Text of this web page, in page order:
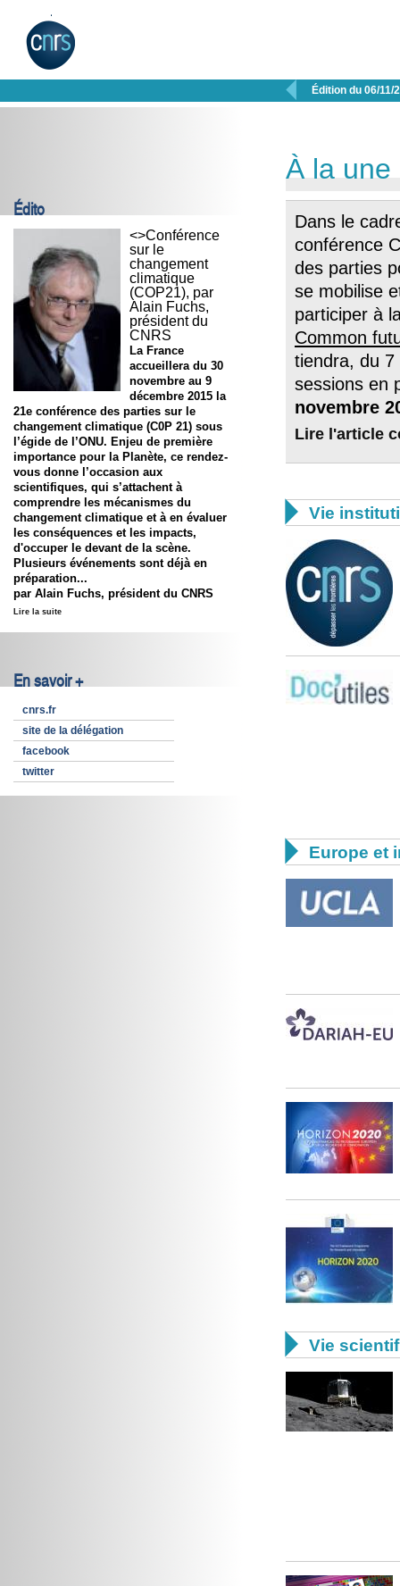
 Édition du 06/11/
Édito
<>Conférence
sur le
changement
climatique
(COP21), par
Alain Fuchs,
président du
CNRS
La France
accueillera du 30
novembre au 9
décembre 2015 la
21e conférence des parties sur le
changement climatique (C0P 21) sous
l’égide de l’ONU. Enjeu de première
importance pour la Planète, ce rendez-
vous donne l’occasion aux
scientifiques, qui s’attachent à
comprendre les mécanismes du
changement climatique et à en évaluer
les conséquences et les impacts,
d'occuper le devant de la scène.
Plusieurs événements sont déjà en
préparation...
par Alain Fuchs, président du CNRS
Lire la suite
En savoir +
cnrs.fr
site de la délégation
facebook
twitter
À la une
Dans le
conférence
des parties
se mobilise
participer à
Common
tiendra, du 7
sessions en
novembre
Lire l'article
 Vie
 Europe et
 Vie